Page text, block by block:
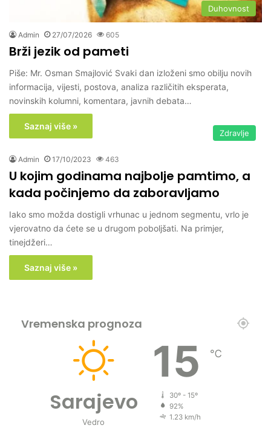
Duhovnost
Admin 27/07/2026 605
Brži jezik od pameti
Piše: Mr. Osman Smajlović Svaki dan izloženi smo obilju novih
informacija, vijesti, postova, analiza različitih eksperata,
novinskih kolumni, komentara, javnih debata…
Saznaj više »
Zdravlje
Admin 17/10/2023 463
U kojim godinama najbolje pamtimo, a
kada počinjemo da zaboravljamo
Iako smo možda dostigli vrhunac u jednom segmentu, vrlo je
vjerovatno da ćete se u drugom poboljšati. Na primjer,
tinejdžeri…
Saznaj više »
Vremenska prognoza
Sarajevo
Vedro
15 ℃
30º - 15º
92%
1.23 km/h